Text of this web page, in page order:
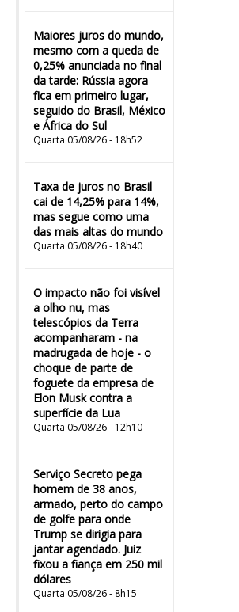
Maiores juros do mundo,
mesmo com a queda de
0,25% anunciada no final
da tarde: Rússia agora
fica em primeiro lugar,
seguido do Brasil, México
e África do Sul
Quarta 05/08/26 - 18h52
Taxa de juros no Brasil
cai de 14,25% para 14%,
mas segue como uma
das mais altas do mundo
Quarta 05/08/26 - 18h40
O impacto não foi visível
a olho nu, mas
telescópios da Terra
acompanharam - na
madrugada de hoje - o
choque de parte de
foguete da empresa de
Elon Musk contra a
superfície da Lua
Quarta 05/08/26 - 12h10
Serviço Secreto pega
homem de 38 anos,
armado, perto do campo
de golfe para onde
Trump se dirigia para
jantar agendado. Juiz
fixou a fiança em 250 mil
dólares
Quarta 05/08/26 - 8h15